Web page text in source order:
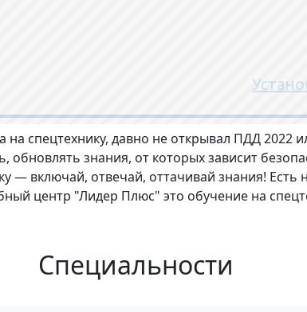
на спецтехнику, давно не открывал ПДД
обновлять знания, от которых зависит
— включай, отвечай, оттачивай знания!
центр "Лидер Плюс" это обучение на
Специальности